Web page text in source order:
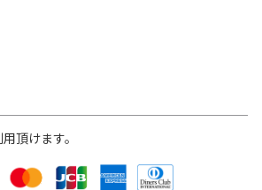
頂けます。